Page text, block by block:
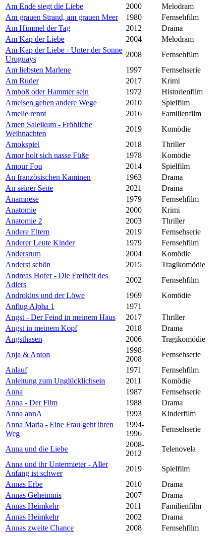
Am Ende siegt die Liebe
2000
Melodram
Am grauen Strand, am grauen Meer
1980
Fernsehfilm
Am Himmel der Tag
2012
Drama
Am Kap der Liebe
2004
Melodram
Am Kap der Liebe - Unter der Sonne
Uruguays
2008
Fernsehfilm
Am liebsten Marlene
1997
Fernsehserie
Am Ruder
2017
Krimi
Amboß oder Hammer sein
1972
Historienfilm
Ameisen gehen andere Wege
2010
Spielfilm
Amelie rennt
2016
Familienfilm
Amen Saleikum - Fröhliche
Weihnachten
2019
Komödie
Amokspiel
2018
Thriller
Amor holt sich nasse Füße
1978
Komödie
Amour Fou
2014
Spielfilm
An französischen Kaminen
1963
Drama
An seiner Seite
2021
Drama
Anamnese
1979
Fernsehfilm
Anatomie
2000
Krimi
Anatomie 2
2003
Thriller
Andere Eltern
2019
Fernsehserie
Anderer Leute Kinder
1979
Fernsehfilm
Andersrum
2004
Komödie
Anderst schön
2015
Tragikomödie
Andreas Hofer - Die Freiheit des
Adlers
2002
Fernsehfilm
Androklus und der Löwe
1969
Komödie
Anflug Alpha 1
1971
Angst - Der Feind in meinem Haus
2017
Thriller
Angst in meinem Kopf
2018
Drama
Angsthasen
2006
Tragikomödie
Anja & Anton
1998-
2008
Fernsehserie
Anlauf
1971
Fernsehfilm
Anleitung zum Unglücklichsein
2011
Komödie
Anna
1987
Fernsehserie
Anna - Der Film
1988
Drama
Anna annA
1993
Kinderfilm
Anna Maria - Eine Frau geht ihren
Weg
1994-
1996
Fernsehserie
Anna und die Liebe
2008-
2012
Telenovela
Anna und ihr Untermieter - Aller
Anfang ist schwer
2019
Spielfilm
Annas Erbe
2010
Drama
Annas Geheimnis
2007
Drama
Annas Heimkehr
2011
Familienfilm
Annas Heimkehr
2002
Drama
Annas zweite Chance
2008
Fernsehfilm